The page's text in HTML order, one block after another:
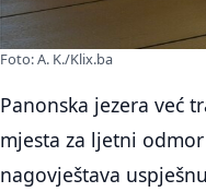
Foto: A. K./Klix.ba
Panonska jezera već
mjesta za ljetni
nagovještava